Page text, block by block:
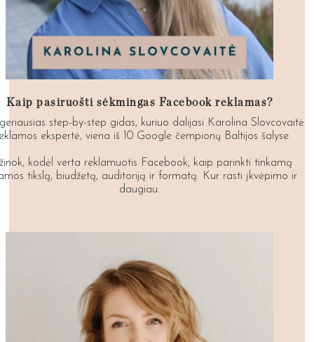
Kaip pasiruošti sėkmingas Facebook reklamas?
step-by-step gidas, kuriuo dalijasi Karolina Slovcovaitė
ekspertė, viena iš 10 Google čempionų Baltijos šalyse.
kodėl verta reklamuotis Facebook, kaip parinkti tinkamą
tikslą, biudžetą, auditoriją ir formatą. Kur rasti įkvėpimo ir
daugiau.